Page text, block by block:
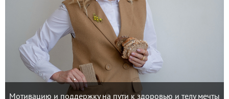
Мотивацию и поддержку на пути к здоровью и телу мечты